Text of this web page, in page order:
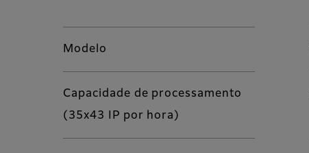
Modelo
Capacidade de processamento
(35x43 IP por hora)